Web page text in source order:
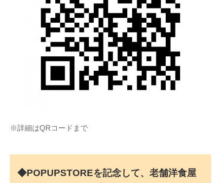
※詳細はQRコードまで
◆POPUPSTOREを記念して、老舗洋食屋